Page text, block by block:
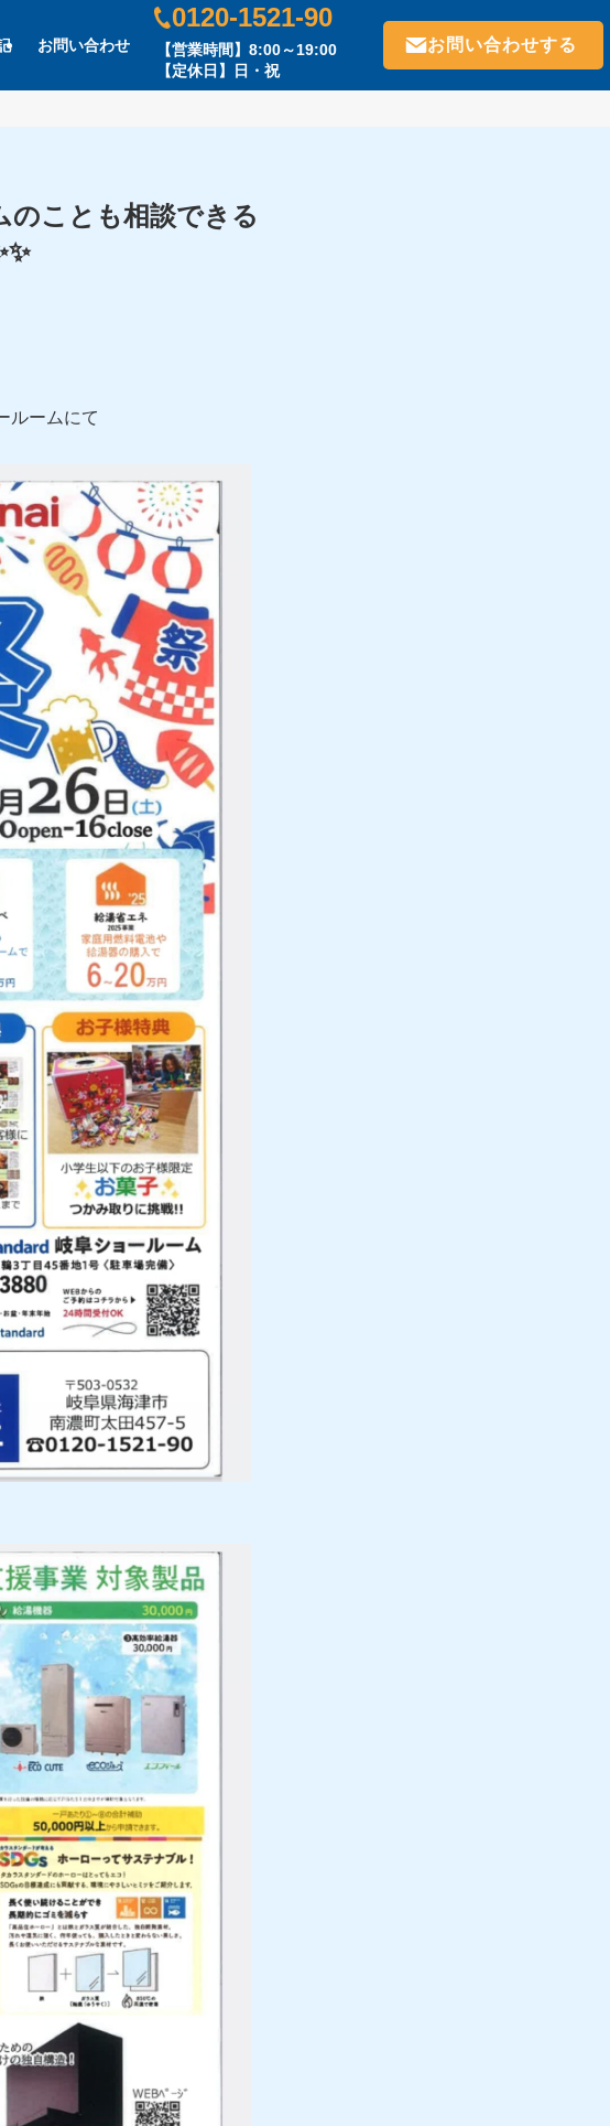
お問い合わせ
0120-1521-90
【営業時間】8:00～19:00
【定休日】日・祝
お問い合わせする
のことも相談できる
ルームにて